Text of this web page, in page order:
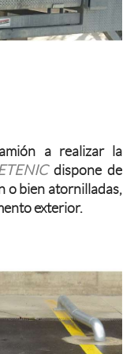
a realizar la
dispone de
o bien atornilladas,
exterior.